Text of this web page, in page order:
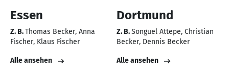
Essen
Z. B.Thomas Becker Anna
Fischer Klaus Fischer
Alle ansehen
Dortmund
Z. B.Songuel Attepe Christian
Becker Dennis Becker
Alle ansehen